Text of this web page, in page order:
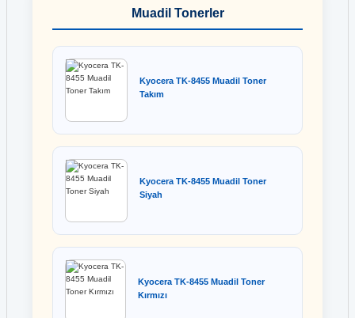
Muadil Tonerler
Kyocera TK-8455 Muadil Toner
Takım
Kyocera TK-8455 Muadil Toner
Siyah
Kyocera TK-8455 Muadil Toner
Kırmızı